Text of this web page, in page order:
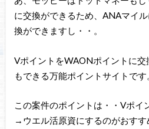
に交換ができるため、ANAマイ
換ができますし・・。
VポイントをWAONポイントに交
もできる万能ポイントサイトです
この案件のポイントは・・Vポイ
→ウエル活原資にするのがおすす